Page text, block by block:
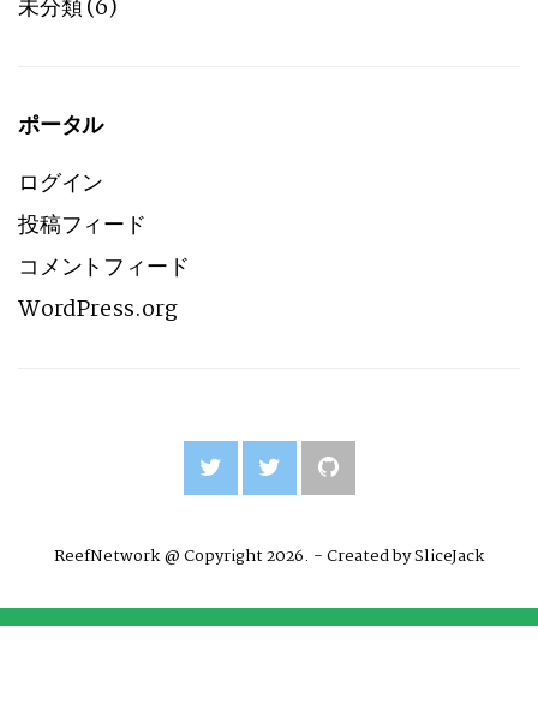
未分類(6)
ポータル
ログイン
投稿フィード
コメントフィード
WordPress.org
ReefNetwork @ Copyright 2026. - Created bySliceJack